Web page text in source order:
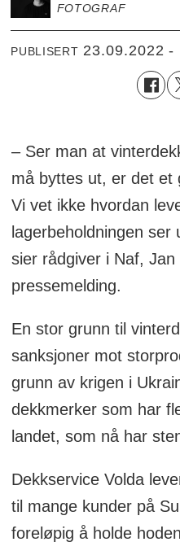
FOTOGRAF
PUBLISERT 23.09.2022
– Ser man at
må byttes ut, er det et
Vi vet ikke hvordan
lagerbeholdningen ser
sier rådgiver i Naf,
pressemelding.
En stor grunn til
sanksjoner mot
grunn av krigen i
dekkmerker som har
landet, som nå har
Dekkservice Volda
til mange kunder på
foreløpig å holde